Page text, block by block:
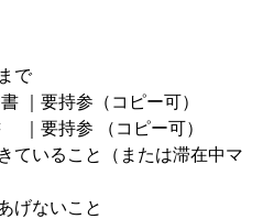
で
｜要持参（コピー可）
｜要持参 （コピー可）
ていること（または滞在中マ
げないこと